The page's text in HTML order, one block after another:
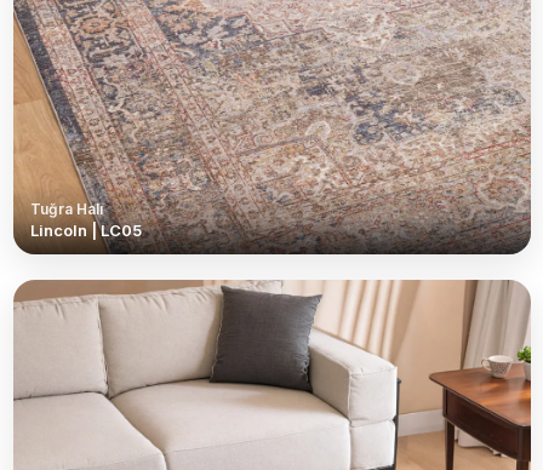
Tuğra Halı
Lincoln | LC05